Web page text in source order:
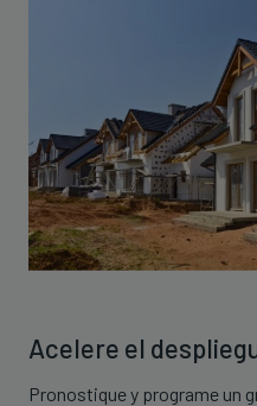
Acelere el
Pronostique y programe un